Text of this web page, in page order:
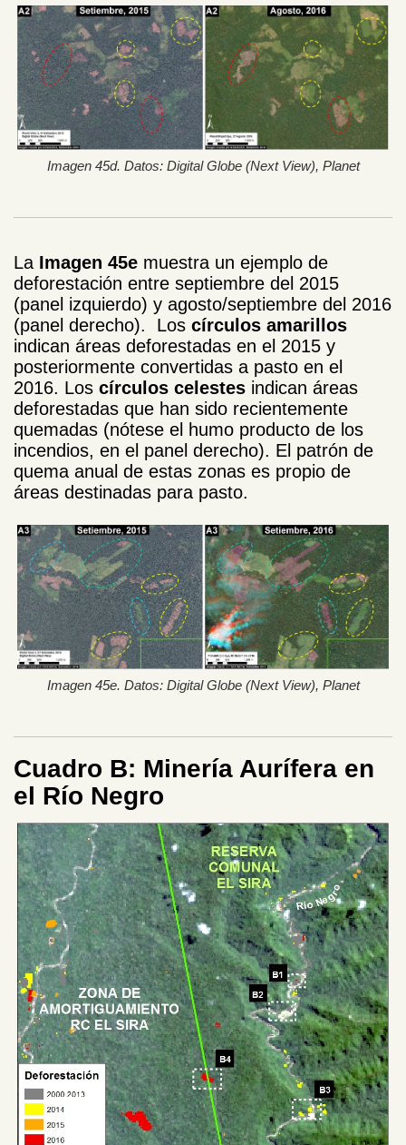
Imagen 45d. Datos: Digital Globe (Next View), Planet
La Imagen 45e muestra un ejemplo de
deforestación entre septiembre del 2015
(panel izquierdo) y agosto/septiembre del 2016
(panel derecho). Los círculos amarillos
indican áreas deforestadas en el 2015 y
posteriormente convertidas a pasto en el
2016. Los círculos celestes indican áreas
deforestadas que han sido recientemente
quemadas (nótese el humo producto de los
incendios, en el panel derecho). El patrón de
quema anual de estas zonas es propio de
áreas destinadas para pasto.
Imagen 45e. Datos: Digital Globe (Next View), Planet
Cuadro B: Minería Aurífera en
el Río Negro